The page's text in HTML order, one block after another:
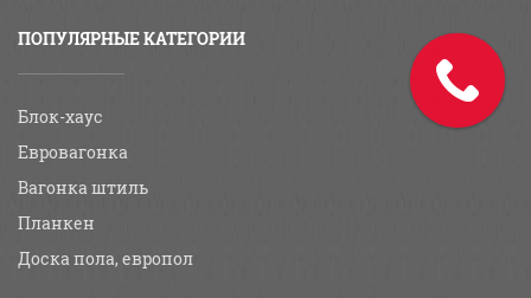
ПОПУЛЯРНЫЕ КАТЕГОРИИ
Блок-хаус
Евровагонка
Вагонка штиль
Планкен
Доска пола, европол